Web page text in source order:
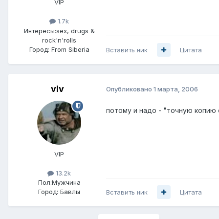
VIP
1.7k
Интересы:sex, drugs &
rock'n'rolls
Город: From Siberia Вставить ник Цитата
vIv
VIP
13.2k
Пол:Мужчина
Город: Бавлы
Опубликовано 1 марта, 2006
потому и надо - "точную копию
Вставить ник Цитата